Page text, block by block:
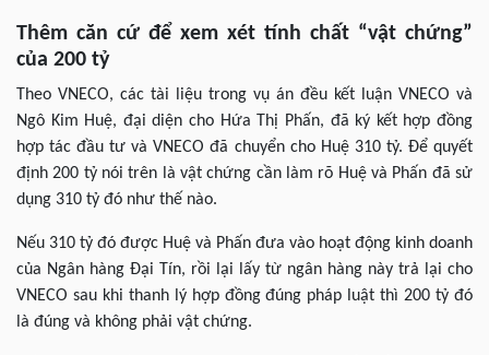
Thêm căn cứ để xem xét tính chất “vật chứng”
của 200 tỷ
Theo VNECO, các tài liệu trong vụ án đều kết luận VNECO và
Ngô Kim Huệ, đại diện cho Hứa Thị Phấn, đã ký kết hợp đồng
hợp tác đầu tư và VNECO đã chuyển cho Huệ 310 tỷ. Để quyết
định 200 tỷ nói trên là vật chứng cần làm rõ Huệ và Phấn đã sử
dụng 310 tỷ đó như thế nào.
Nếu 310 tỷ đó được Huệ và Phấn đưa vào hoạt động kinh doanh
của Ngân hàng Đại Tín, rồi lại lấy từ ngân hàng này trả lại cho
VNECO sau khi thanh lý hợp đồng đúng pháp luật thì 200 tỷ đó
là đúng và không phải vật chứng.